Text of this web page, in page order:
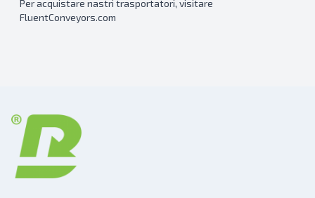
Per acquistare nastri trasportatori, visitare
FluentConveyors.com